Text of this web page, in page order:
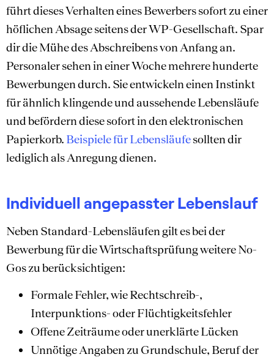
führt dieses Verhalten eines Bewerbers sofort zu einer
höflichen Absage seitens der WP-Gesellschaft. Spar
dir die Mühe des Abschreibens von Anfang an.
Personaler sehen in einer Woche mehrere hunderte
Bewerbungen durch. Sie entwickeln einen Instinkt
für ähnlich klingende und aussehende Lebensläufe
und befördern diese sofort in den elektronischen
Papierkorb. Beispiele für Lebensläufesollten dir
lediglich als Anregung dienen.
Individuell angepasster Lebenslauf
Neben Standard-Lebensläufen gilt es bei der
Bewerbung für die Wirtschaftsprüfung weitere No-
Gos zu berücksichtigen:
Formale Fehler, wie Rechtschreib-,
Interpunktions- oder Flüchtigkeitsfehler
Offene Zeiträume oder unerklärte Lücken
Unnötige Angaben zu Grundschule, Beruf der